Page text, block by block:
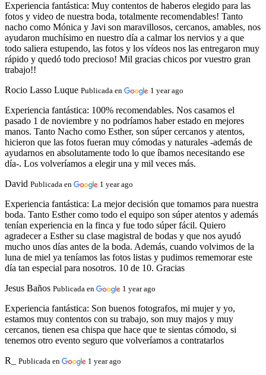
Experiencia fantástica: Muy contentos de haberos elegido para las
fotos y video de nuestra boda, totalmente recomendables! Tanto
nacho como Mónica y Javi son maravillosos, cercanos, amables, nos
ayudaron muchísimo en nuestro día a calmar los nervios y a que
todo saliera estupendo, las fotos y los vídeos nos las entregaron muy
rápido y quedó todo precioso! Mil gracias chicos por vuestro gran
trabajo!!
Rocio Lasso Luque Publicada en 1 year ago
Experiencia fantástica: 100% recomendables. Nos casamos el
pasado 1 de noviembre y no podríamos haber estado en mejores
manos. Tanto Nacho como Esther, son súper cercanos y atentos,
hicieron que las fotos fueran muy cómodas y naturales -además de
ayudarnos en absolutamente todo lo que íbamos necesitando ese
día-. Los volveríamos a elegir una y mil veces más.
David Publicada en 1 year ago
Experiencia fantástica: La mejor decisión que tomamos para nuestra
boda. Tanto Esther como todo el equipo son súper atentos y además
tenían experiencia en la finca y fue todo súper fácil. Quiero
agradecer a Esther su clase magistral de bodas y que nos ayudó
mucho unos días antes de la boda. Además, cuando volvimos de la
luna de miel ya teníamos las fotos listas y pudimos rememorar este
día tan especial para nosotros. 10 de 10. Gracias
Jesus Baños Publicada en 1 year ago
Experiencia fantástica: Son buenos fotografos, mi mujer y yo,
estamos muy contentos con su trabajo, son muy majos y muy
cercanos, tienen esa chispa que hace que te sientas cómodo, si
tenemos otro evento seguro que volveríamos a contratarlos
R_
Publicada en 1 year ago